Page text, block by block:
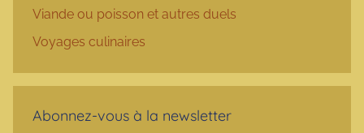
Viande ou poisson et autres duels
Voyages culinaires
Abonnez-vous à la newsletter